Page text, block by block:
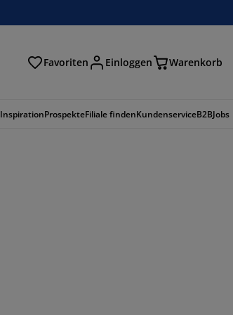
Favoriten Einloggen Warenkorb
InspirationProspekteFiliale findenKundenserviceB2BJobs